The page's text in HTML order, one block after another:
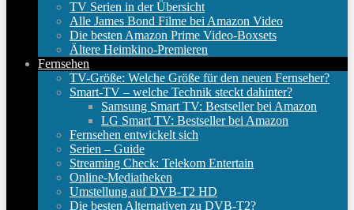
TV Serien in der Übersicht
Alle James Bond Filme bei Amazon Video
Die besten Amazon Prime Video-Boxsets
Ältere Heimkino-Premieren
Fernsehen
TV-Größe: Welche Größe für den neuen Fernseher?
Smart-TV – welche Technik steckt dahinter?
Samsung Smart TV: Bestseller bei Amazon
LG Smart TV: Bestseller bei Amazon
Fernsehen entwickelt sich
Serien – Guide
Streaming Check: Telekom Entertain
Online-Mediatheken
Umstellung auf DVB-T2 HD
Die besten Alternativen zu DVB-T2?